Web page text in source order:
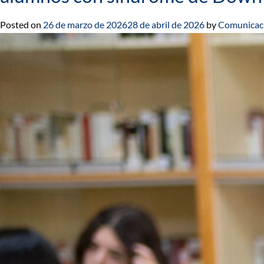
Posted on 26 de marzo de 202628 de abril de 2026 by